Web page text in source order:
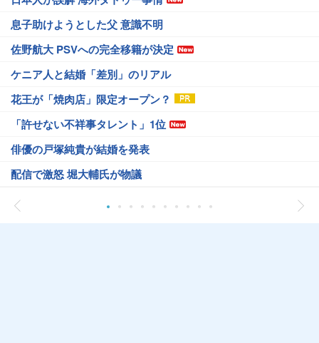
息子助けようとした父 意識不明
佐野航大 PSVへの完全移籍が決定
ケニア人と結婚「差別」のリアル
花王が「焼肉店」限定オープン？
「許せない不祥事タレント」1位
俳優の戸塚純貴が結婚を発表
配信で激怒 堀大輔氏が物議